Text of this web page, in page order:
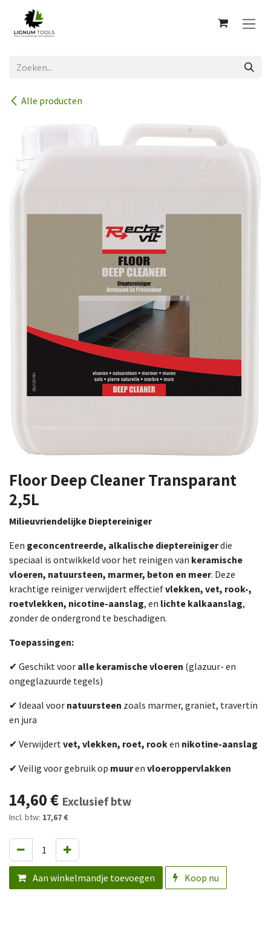
Overslaan naar inhoud
Alle producten
Floor Deep Cleaner Transparant
2,5L
Milieuvriendelijke Dieptereiniger
Een geconcentreerde, alkalische dieptereinigerdie
speciaal is ontwikkeld voor het reinigen van keramische
vloeren, natuursteen, marmer, beton en meer. Deze
krachtige reiniger verwijdert effectiefvlekken, vet, rook-,
roetvlekken, nicotine-aanslag, en lichte kalkaanslag,
zonder de ondergrond te beschadigen.
Toepassingen:
✔ Geschikt voor alle keramische vloeren (glazuur- en
ongeglazuurde tegels)
✔ Ideaal voor natuursteen zoals marmer, graniet, travertin
en jura
✔ Verwijdertvet, vlekken, roet, rooken nikotine-aanslag
✔ Veilig voor gebruik op muuren vloeroppervlakken
14,60€ Exclusief btw
Incl. btw: 17,67 €
Aan winkelmandje toevoegen Koop nu